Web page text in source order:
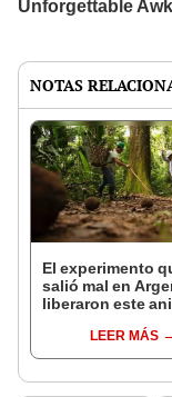
NOTAS
El experimento
salió mal en
liberaron este
bosques
la Patagonia
LEER MÁS